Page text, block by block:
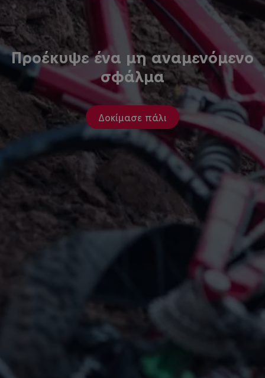
Προέκυψε ένα μη αναμενόμενο
σφάλμα
Δοκίμασε πάλι